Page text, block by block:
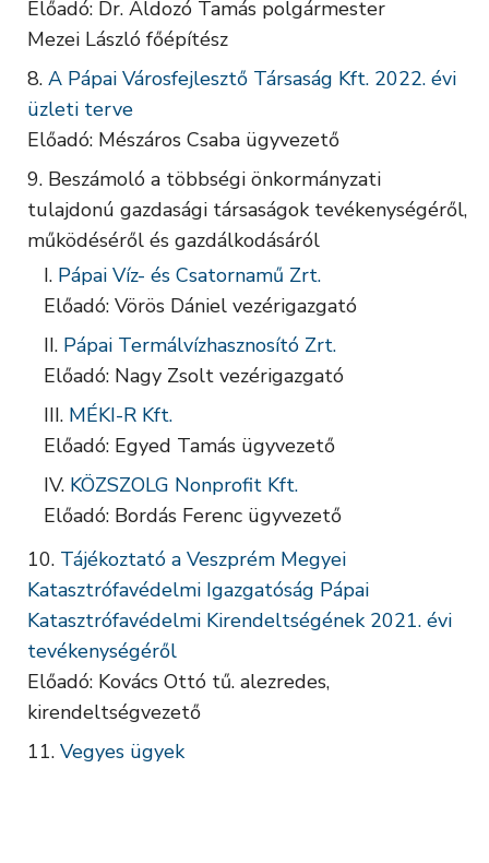
Előadó: Dr. Áldozó Tamás polgármester
Mezei László főépítész
A Pápai Városfejlesztő Társaság Kft. 2022. évi
üzleti terve
Előadó: Mészáros Csaba ügyvezető
Beszámoló a többségi önkormányzati
tulajdonú gazdasági társaságok tevékenységéről,
működéséről és gazdálkodásáról
Pápai Víz- és Csatornamű Zrt.
Előadó: Vörös Dániel vezérigazgató
Pápai Termálvízhasznosító Zrt.
Előadó: Nagy Zsolt vezérigazgató
MÉKI-R Kft.
Előadó: Egyed Tamás ügyvezető
KÖZSZOLG Nonprofit Kft.
Előadó: Bordás Ferenc ügyvezető
Tájékoztató a Veszprém Megyei
Katasztrófavédelmi Igazgatóság Pápai
Katasztrófavédelmi Kirendeltségének 2021. évi
tevékenységéről
Előadó: Kovács Ottó tű. alezredes,
kirendeltségvezető
Vegyes ügyek